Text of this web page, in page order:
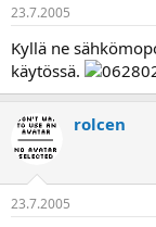
23.7.2005
Kyllä ne
käytössä.
rolcen
23.7.2005